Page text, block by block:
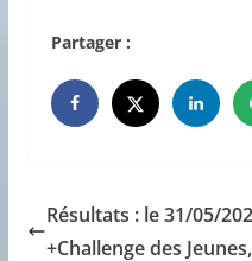
Partager :
Résultats : le 31/05/
+Challenge des